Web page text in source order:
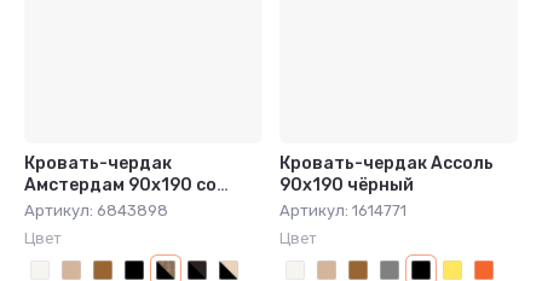
Кровать-чердак
Амстердам 90х190 со
столом чёрный/дуб крафт
табак
Артикул: 6843898
Цвет
Кровать-чердак Ассоль
90x190 чёрный
Артикул: 1614771
Цвет